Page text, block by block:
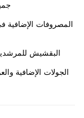
المصروفات الإضافية
البقشيش للمرشدين
الجولات الإضافية